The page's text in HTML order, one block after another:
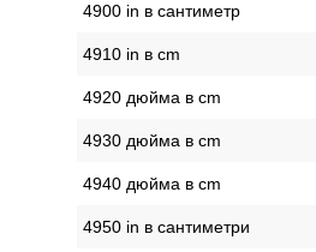
4900 in в сантиметр
4910 in в cm
4920 дюйма в cm
4930 дюйма в cm
4940 дюйма в cm
4950 in в сантиметри